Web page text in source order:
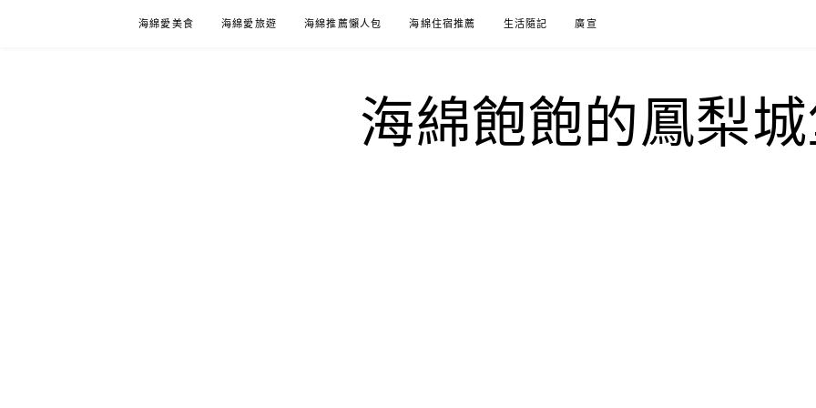
海綿愛美食 海綿愛旅遊 海綿推薦懶人包 海綿住宿推薦 生活隨記 廣宣
海綿飽飽的鳳梨